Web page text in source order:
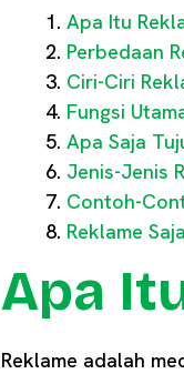
Apa Itu
Perbedaan
Ciri-Ciri
Fungsi
Apa Saja
Jenis-Jenis
Contoh-
Reklame
Apa
Reklame adalah